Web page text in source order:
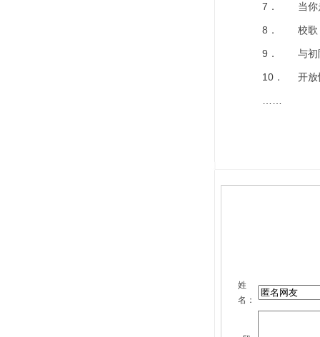
7． 当你走
8． 校歌《
9． 与初阳
10． 开放
姓
名：